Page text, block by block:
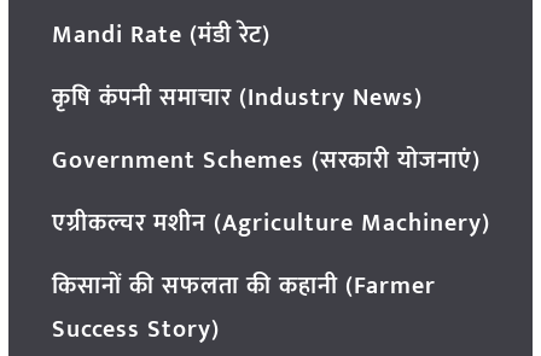
Mandi Rate (मंडी रेट)
कृषि कंपनी समाचार (Industry News)
Government Schemes (सरकारी योजनाएं)
एग्रीकल्चर मशीन (Agriculture Machinery)
किसानों की सफलता की कहानी (Farmer
Success Story)